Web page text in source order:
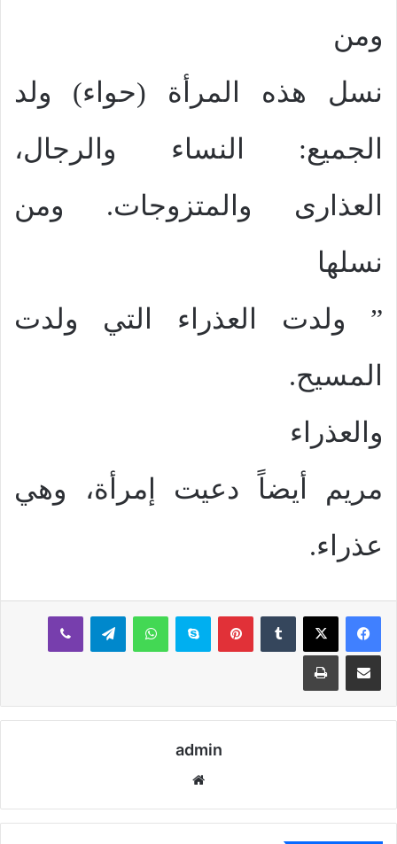
ومن
نسل هذه المرأة (حواء) ولد
الجميع: النساء والرجال،
العذارى والمتزوجات. ومن
نسلها
” ولدت العذراء التي ولدت
المسيح.
والعذراء
مريم أيضاً دعيت إمرأة، وهي
عذراء.
بينتيريستسكايب واتساب تيلقرام ڤايبر
مشاركة عبر البريد طباعة
admin